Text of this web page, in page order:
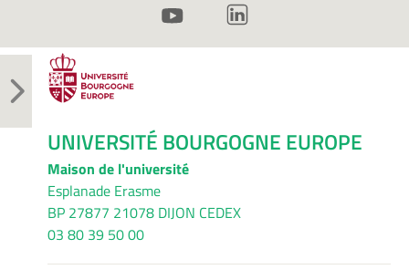
UNIVERSITÉ BOURGOGNE EUROPE
Maison de l'université
Esplanade Erasme
BP 27877 21078 DIJON CEDEX
03 80 39 50 00